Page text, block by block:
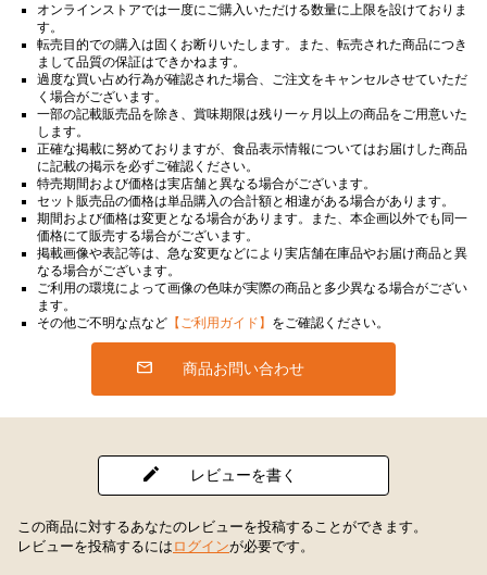
オンラインストアでは一度にご購入いただける数量に上限を設けておりま
す。
転売目的での購入は固くお断りいたします。また、転売された商品につき
まして品質の保証はできかねます。
過度な買い占め行為が確認された場合、ご注文をキャンセルさせていただ
く場合がございます。
一部の記載販売品を除き、賞味期限は残り一ヶ月以上の商品をご用意いた
します。
正確な掲載に努めておりますが、食品表示情報についてはお届けした商品
に記載の掲示を必ずご確認ください。
特売期間および価格は実店舗と異なる場合がございます。
セット販売品の価格は単品購入の合計額と相違がある場合があります。
期間および価格は変更となる場合があります。また、本企画以外でも同一
価格にて販売する場合がございます。
掲載画像や表記等は、急な変更などにより実店舗在庫品やお届け商品と異
なる場合がございます。
ご利用の環境によって画像の色味が実際の商品と多少異なる場合がござい
ます。
その他ご不明な点など 【ご利用ガイド】 をご確認ください。
商品お問い合わせ
レビューを書く
この商品に対するあなたのレビューを投稿することができます。
レビューを投稿するには ログインが必要です。